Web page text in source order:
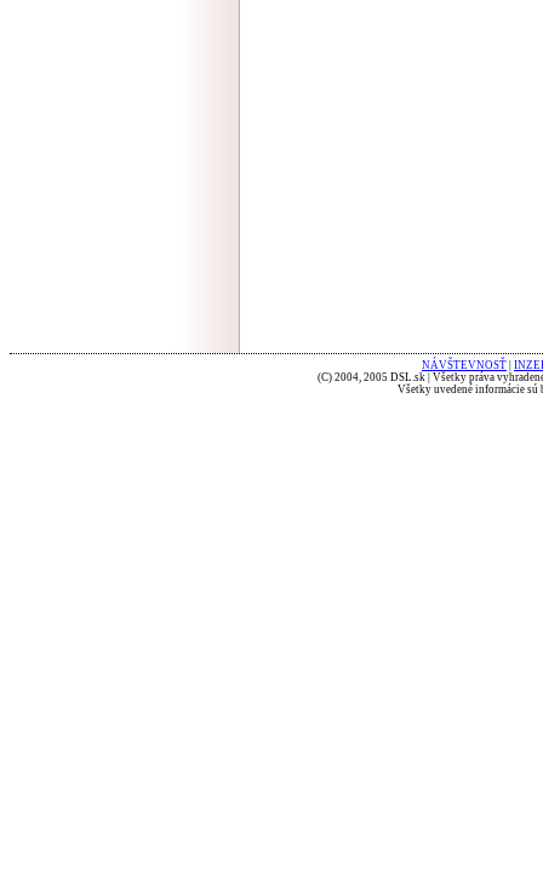
NÁVŠTEVNOSŤ
(C) 2004, 2005 DSL.sk | Všetky práva
Všetky uvedené informácie sú